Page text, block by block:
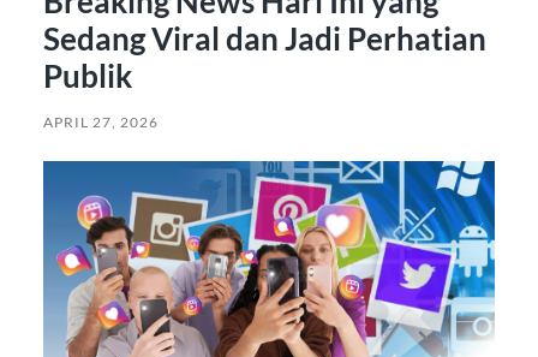
Sedang Viral dan Jadi Perhatian
Publik
APRIL 27, 2026